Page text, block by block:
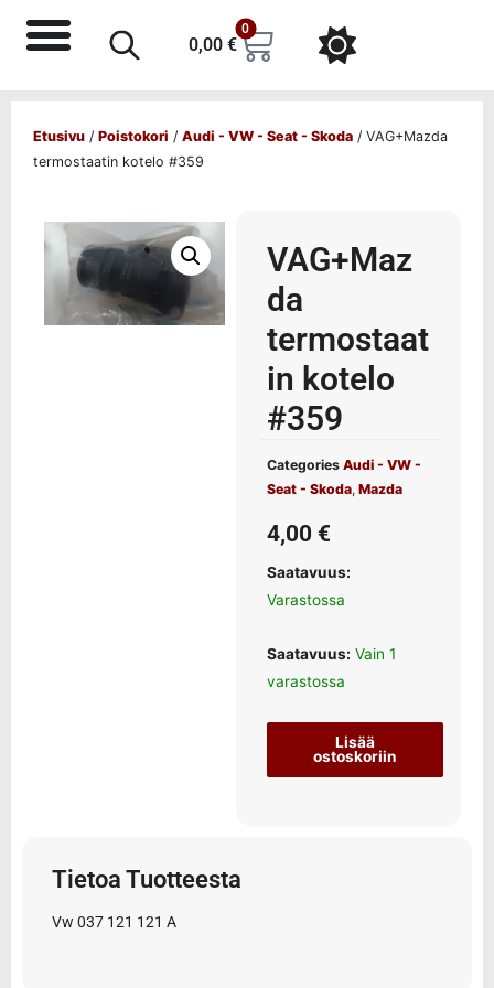
0,00 €
0
Etusivu / Poistokori / Audi - VW - Seat - Skoda / VAG+Mazda
termostaatin kotelo #359
VAG+Maz
da
termostaat
in kotelo
#359
Categories Audi - VW -
Seat - Skoda, Mazda
4,00 €
Saatavuus:
Varastossa
Saatavuus: Vain 1
varastossa
Lisää
ostoskoriin
Tietoa Tuotteesta
Vw 037 121 121 A